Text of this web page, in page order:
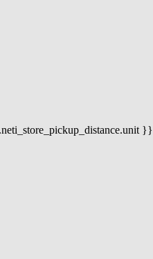
}}